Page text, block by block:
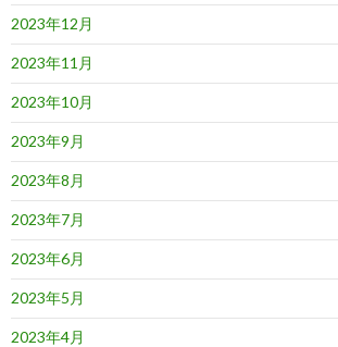
2023年12月
2023年11月
2023年10月
2023年9月
2023年8月
2023年7月
2023年6月
2023年5月
2023年4月